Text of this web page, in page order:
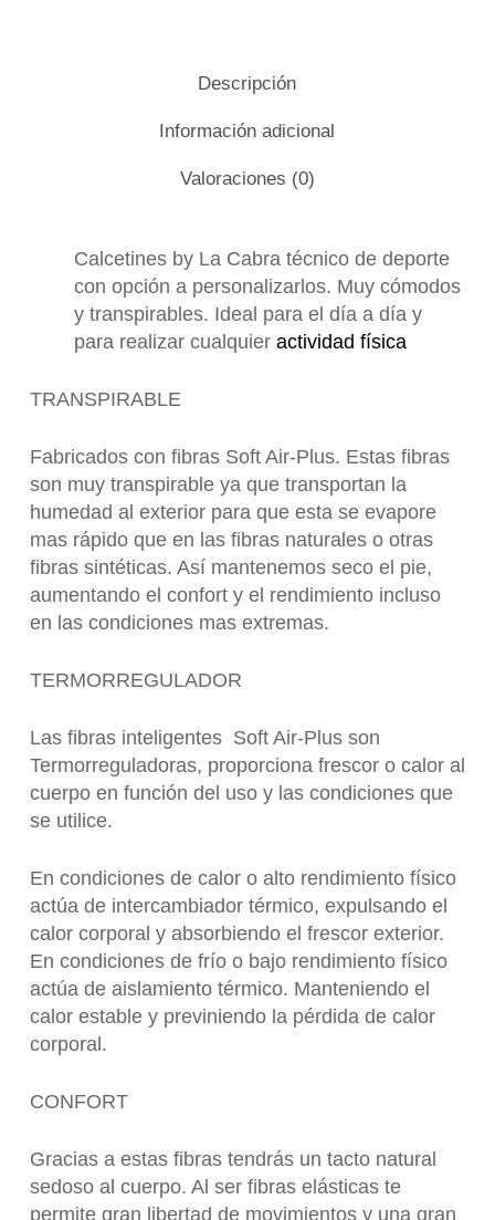
Descripción
Información adicional
Valoraciones (0)
Calcetines by La Cabra técnico de deporte
con opción a personalizarlos. Muy cómodos
y transpirables. Ideal para el día a día y
para realizar cualquier actividad física
TRANSPIRABLE
Fabricados con fibras Soft Air-Plus. Estas fibras
son muy transpirable ya que transportan la
humedad al exterior para que esta se evapore
mas rápido que en las fibras naturales o otras
fibras sintéticas. Así mantenemos seco el pie,
aumentando el confort y el rendimiento incluso
en las condiciones mas extremas.
TERMORREGULADOR
Las fibras inteligentes Soft Air-Plus son
Termorreguladoras, proporciona frescor o calor al
cuerpo en función del uso y las condiciones que
se utilice.
En condiciones de calor o alto rendimiento físico
actúa de intercambiador térmico, expulsando el
calor corporal y absorbiendo el frescor exterior.
En condiciones de frío o bajo rendimiento físico
actúa de aislamiento térmico. Manteniendo el
calor estable y previniendo la pérdida de calor
corporal.
CONFORT
Gracias a estas fibras tendrás un tacto natural
sedoso al cuerpo. Al ser fibras elásticas te
permite gran libertad de movimientos y una gran